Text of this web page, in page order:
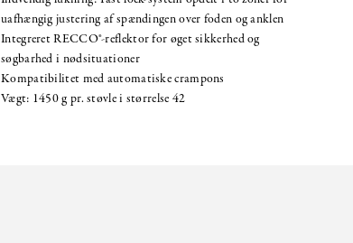
uafhængig justering af spændingen over foden og anklen
Integreret RECCO®-reflektor for øget sikkerhed og
søgbarhed i nødsituationer
Kompatibilitet med automatiske crampons
Vægt: 1450 g pr. støvle i størrelse 42